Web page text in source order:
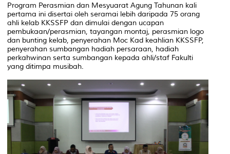
Program Perasmian dan Mesyuarat Agung Tahunan kali
pertama ini disertai oleh seramai lebih daripada 75 orang
ahli kelab KKSSFP dan dimulai dengan ucapan
pembukaan/perasmian, tayangan montaj, perasmian logo
dan bunting kelab, penyerahan Moc Kad keahlian KKSSFP,
penyerahan sumbangan hadiah persaraan, hadiah
perkahwinan serta sumbangan kepada ahli/staf Fakulti
yang ditimpa musibah.